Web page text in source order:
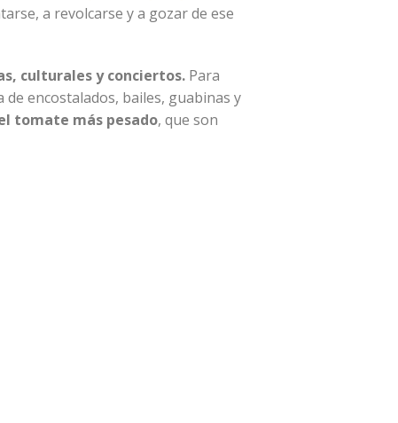
a revolcarse y a gozar de ese
culturales y conciertos. Para
encostalados, bailes, guabinas y
tomate más pesado, que son